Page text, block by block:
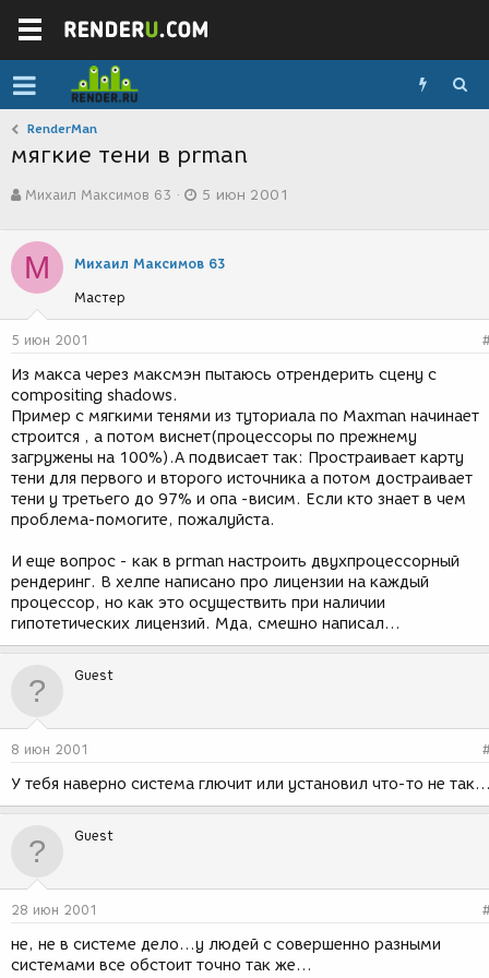
RenderMan
мягкие тени в prman
в
о
р
т
е
м
ы
Михаил Максимов 63
а
с
д
и
5 июн 2001
М Михаил Максимов 63
Мастер
5 июн 2001
Из макса через максмэн пытаюсь отрендерить сцену с
compositing shadows.
Пример с мягкими тенями из туториала по Maxman начинает
строится , а потом виснет(процессоры по прежнему
загружены на 100%).А подвисает так: Простраивает карту
тени для первого и второго источника а потом достраивает
тени у третьего до 97% и опа -висим. Если кто знает в чем
проблема-помогите, пожалуйста.
И еще вопрос - как в prman настроить двухпроцессорный
рендеринг. В хелпе написано про лицензии на каждый
процессор, но как это осуществить при наличии
гипотетических лицензий. Мда, смешно написал...
Guest
8 июн 2001
У тебя наверно система глючит или установил что-то не
Guest
28 июн 2001
не, не в системе дело...у людей с совершенно разными
системами все обстоит точно так же...